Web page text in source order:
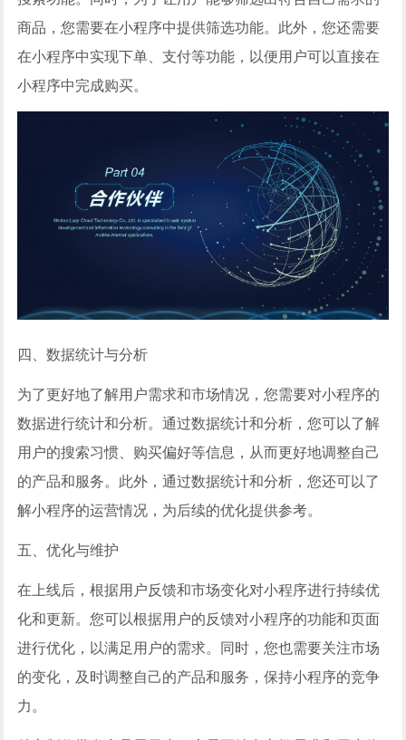
商品，您需要在小程序中提供筛选功能。此外，您还需要
在小程序中实现下单、支付等功能，以便用户可以直接在
小程序中完成购买。
四、数据统计与分析
为了更好地了解用户需求和市场情况，您需要对小程序的
数据进行统计和分析。通过数据统计和分析，您可以了解
用户的搜索习惯、购买偏好等信息，从而更好地调整自己
的产品和服务。此外，通过数据统计和分析，您还可以了
解小程序的运营情况，为后续的优化提供参考。
五、优化与维护
在上线后，根据用户反馈和市场变化对小程序进行持续优
化和更新。您可以根据用户的反馈对小程序的功能和页面
进行优化，以满足用户的需求。同时，您也需要关注市场
的变化，及时调整自己的产品和服务，保持小程序的竞争
力。